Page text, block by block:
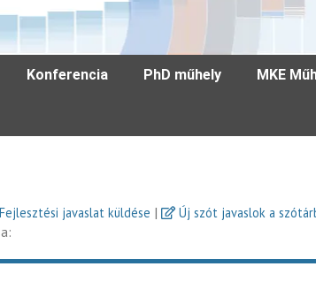
Konferencia PhD műhely MKE
javaslat küldése | Új szót javaslok a